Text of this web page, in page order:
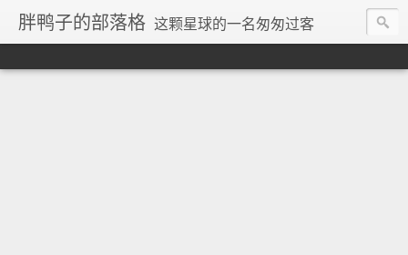
胖鸭子的部落格 这颗星球的一名匆匆过客